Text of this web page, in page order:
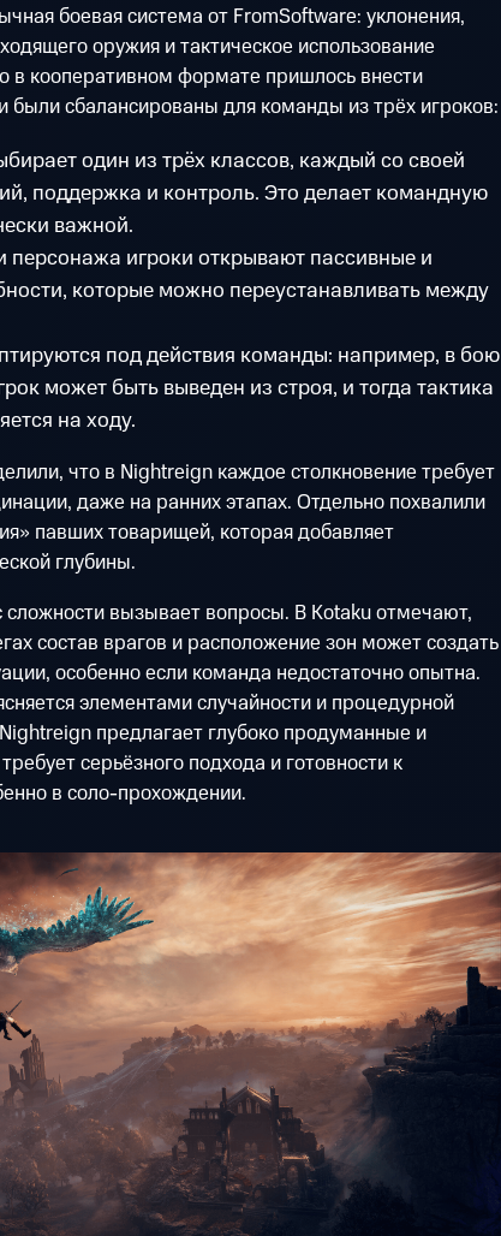
боевая система от FromSoftware: уклонения,
оружия и тактическое использование
в кооперативном формате пришлось внести
были сбалансированы для команды из трёх игроков:
один из трёх классов, каждый со своей
поддержка и контроль. Это делает командную
важной.
персонажа игроки открывают пассивные и
которые можно переустанавливать между
под действия команды: например, в бою
может быть выведен из строя, и тогда тактика
на ходу.
что в Nightreign каждое столкновение требует
даже на ранних этапах. Отдельно похвалили
павших товарищей, которая добавляет
глубины.
вызывает вопросы. В Kotaku отмечают,
состав врагов и расположение зон может создать
особенно если команда недостаточно опытна.
элементами случайности и процедурной
предлагает глубоко продуманные и
серьёзного подхода и готовности к
в соло-прохождении.